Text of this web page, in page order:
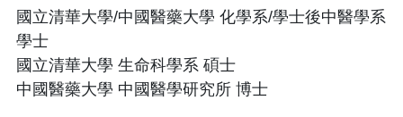
國立清華大學/中國醫藥大學 化學系/學士後中醫學系
學士
國立清華大學 生命科學系 碩士
中國醫藥大學 中國醫學研究所 博士